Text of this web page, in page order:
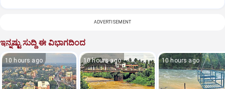
ADVERTISEMENT
ಇನ್ನಷ್ಟು ಸುದ್ದಿ ಈ ವಿಭಾಗದಿಂದ
10 hours ago 10 hours ago 10 hours ago